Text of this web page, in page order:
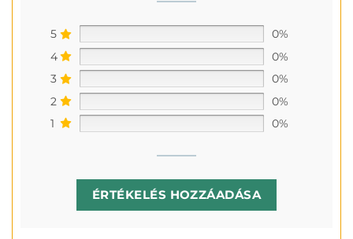
5
0%
4
0%
3
0%
2
0%
1
0%
ÉRTÉKELÉS HOZZÁADÁSA